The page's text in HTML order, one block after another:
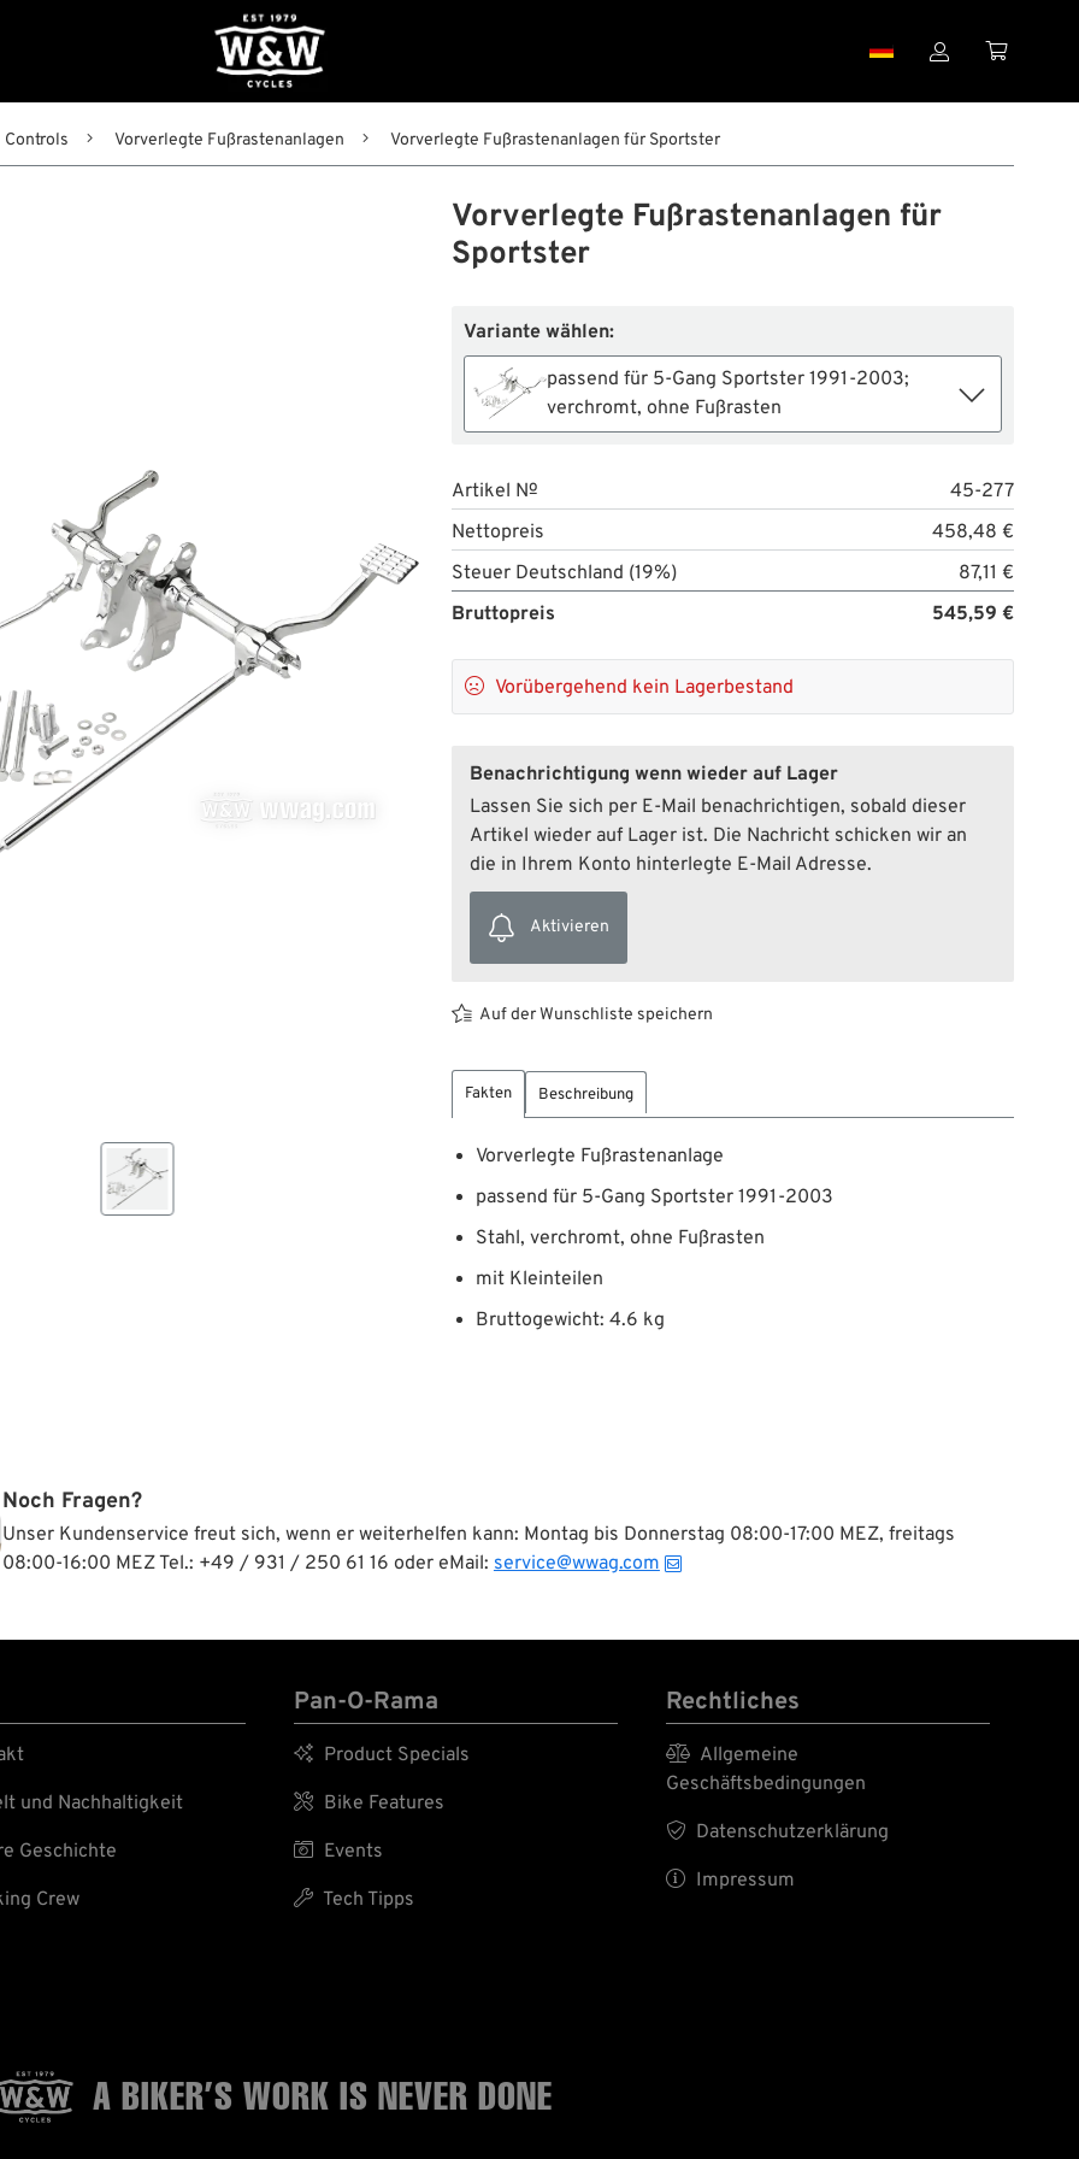
 
Controls Vorverlegte Fußrastenanlagen Vorverlegte Fußrastenanlagen für Sportster
Vorverlegte Fußrastenanlagen für
Sportster
Variante wählen:
passend für 5-Gang Sportster 1991-2003;
verchromt, ohne Fußrasten
Artikel №
45-277
Nettopreis
458,48 €
Steuer Deutschland (19%)
87,11 €
Bruttopreis
545,59 €
 Vorübergehend kein Lagerbestand
Benachrichtigung wenn wieder auf Lager
Lassen Sie sich per E-Mail benachrichtigen, sobald dieser
Artikel wieder auf Lager ist. Die Nachricht schicken wir an
die in Ihrem Konto hinterlegte E-Mail Adresse.
Aktivieren
Auf der Wunschliste speichern
Fakten Beschreibung
Vorverlegte Fußrastenanlage
passend für 5-Gang Sportster 1991-2003
Stahl, verchromt, ohne Fußrasten
mit Kleinteilen
Bruttogewicht: 4.6 kg
Noch Fragen?
Unser Kundenservice freut sich, wenn er weiterhelfen kann: Montag bis Donnerstag 08:00-17:00 MEZ, freitags
08:00-16:00 MEZ Tel.: +49 / 931 / 250 61 16 oder eMail: service@wwag.com
und Nachhaltigkeit
Geschichte
Crew
Pan-O-Rama
 Product Specials
 Bike Features
 Events
 Tech Tipps
Rechtliches
 Allgemeine
Geschäftsbedingungen
 Datenschutzerklärung
 Impressum
A BIKER’S WORK IS NEVER DONE